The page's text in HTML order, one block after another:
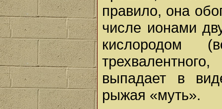
правило, она
числе ионами
кислородом
выпадает в
рыжая «муть».